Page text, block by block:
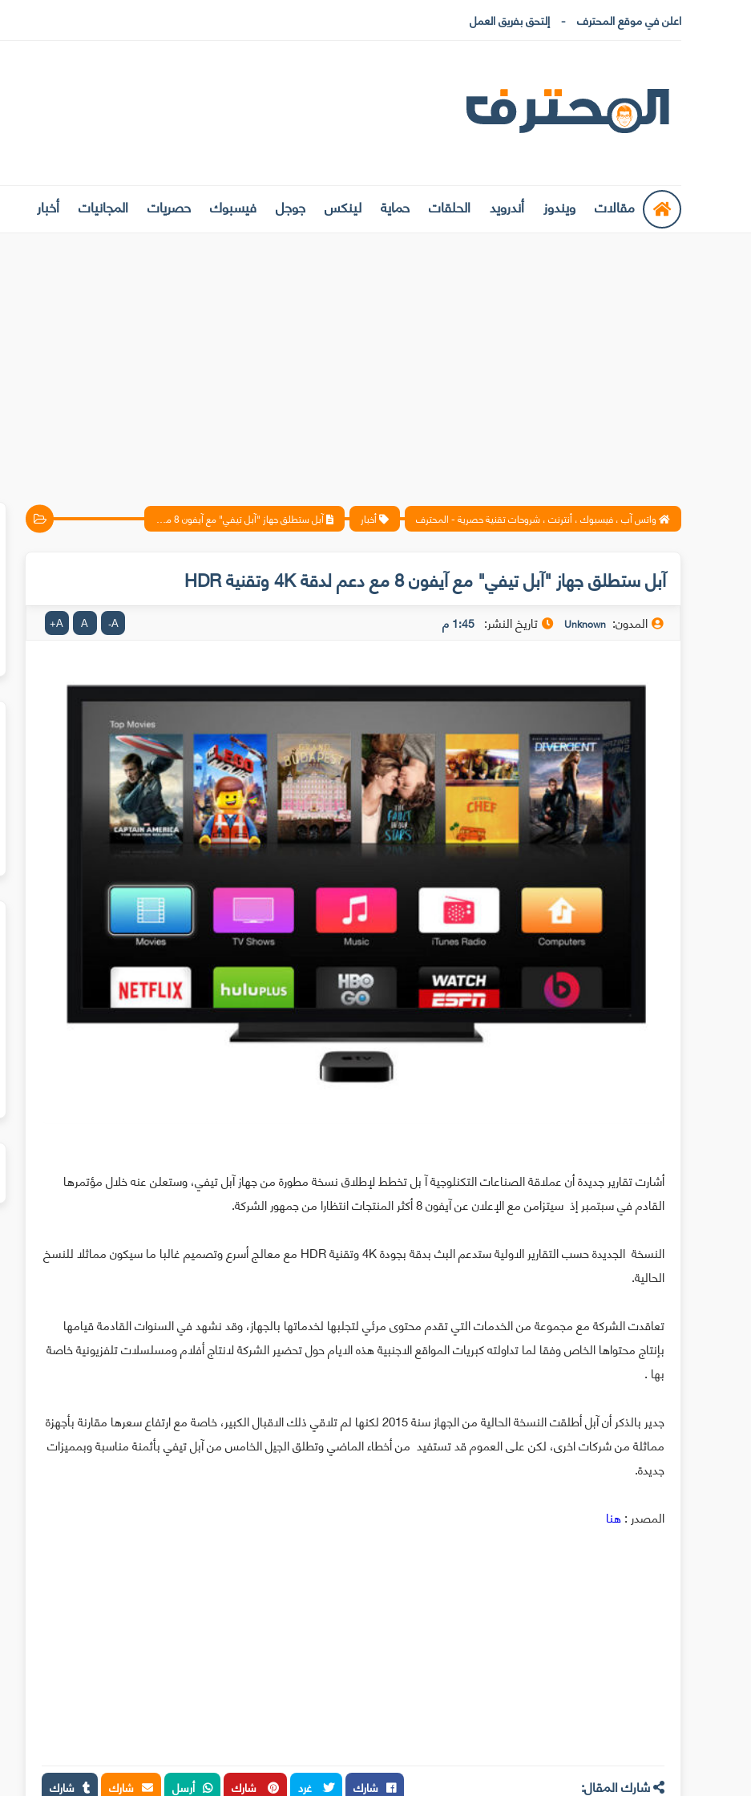
اعلن في موقع المحترف إلتحق بفريق العمل
مقالات ويندوز أندرويد الحلقات حماية لينكس جوجل فيسبوك حصريات المجانيات أخبار
واتس آب ، فيسبوك ، أنترنت ، شروحات تقنية حصرية - المحترف أخبار آبل ستطلق جهاز "آبل تيفي" مع آيفون 8 مع دعم لدقة 4K وتقنية HDR
آبل ستطلق جهاز "آبل تيفي" مع آيفون 8 مع دعم لدقة 4K وتقنية HDR
المدون: Unknown تاريخ النشر: 1:45 م A
-
A
A
+
أشارت تقارير جديدة أن عملاقة الصناعات التكنلوجية آ بل تخطط لإطلاق نسخة مطورة من جهاز آبل تيفي، وستعلن عنه خلال مؤتمرها
القادم في سبتمبر إذ سيتزامن مع الإعلان عن آيفون 8 أكثر المنتجات انتظارا من جمهور الشركة.
النسخة الجديدة حسب التقارير الاولية ستدعم البث بدقة بجودة 4K وتقنية HDR مع معالج أسرع وتصميم غالبا ما سيكون مماثلا للنسخ
الحالية.
تعاقدت الشركة مع مجموعة من الخدمات التي تقدم محتوى مرئي لتجلبها لخدماتها بالجهاز، وقد نشهد في السنوات القادمة قيامها
بإنتاج محتواها الخاص وفقا لما تداولته كبريات المواقع الاجنبية هذه الايام حول تحضير الشركة لانتاج أفلام ومسلسلات تلفزيونية خاصة
بها .
جدير بالذكر أن آبل أطلقت النسخة الحالية من الجهاز سنة 2015 لكنها لم تلاقي ذلك الاقبال الكبير، خاصة مع ارتفاع سعرها مقارنة بأجهزة
مماثلة من شركات اخرى، لكن على العموم قد تستفيد من أخطاء الماضي وتطلق الجيل الخامس من آبل تيفي بأثمنة مناسبة وبمميزات
جديدة.
المصدر :هنا
شارك المقال: شارك غرد شارك أرسل شارك شارك